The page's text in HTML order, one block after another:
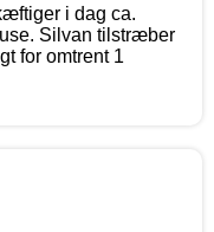
i dag ca.
Silvan tilstræber
for omtrent 1